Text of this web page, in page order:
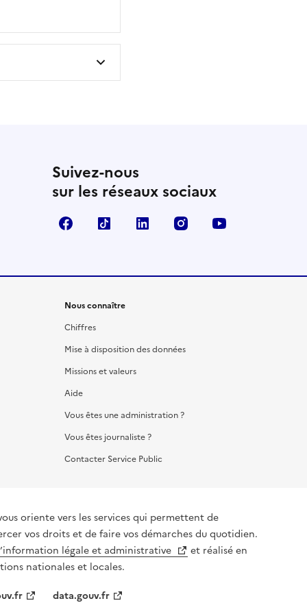
Suivez-nous
sur les réseaux sociaux
FacebookTikTok LinkedIn Instagram
Nous connaître
Chiffres
Mise à disposition des données
Missions et valeurs
Aide
Vous êtes une administration ?
Vous êtes journaliste ?
Contacter Service Public
oriente vers les services qui permettent de
vos droits et de faire vos démarches du quotidien.
légale et administrative
et réalisé en
nationales et locales.
data.gouv.fr